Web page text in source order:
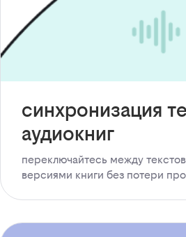
синхронизация
аудиокниг
переключайтесь между
версиями книги без потери